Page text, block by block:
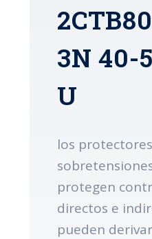
3N 40-
U
los
protegen
directos e
pueden